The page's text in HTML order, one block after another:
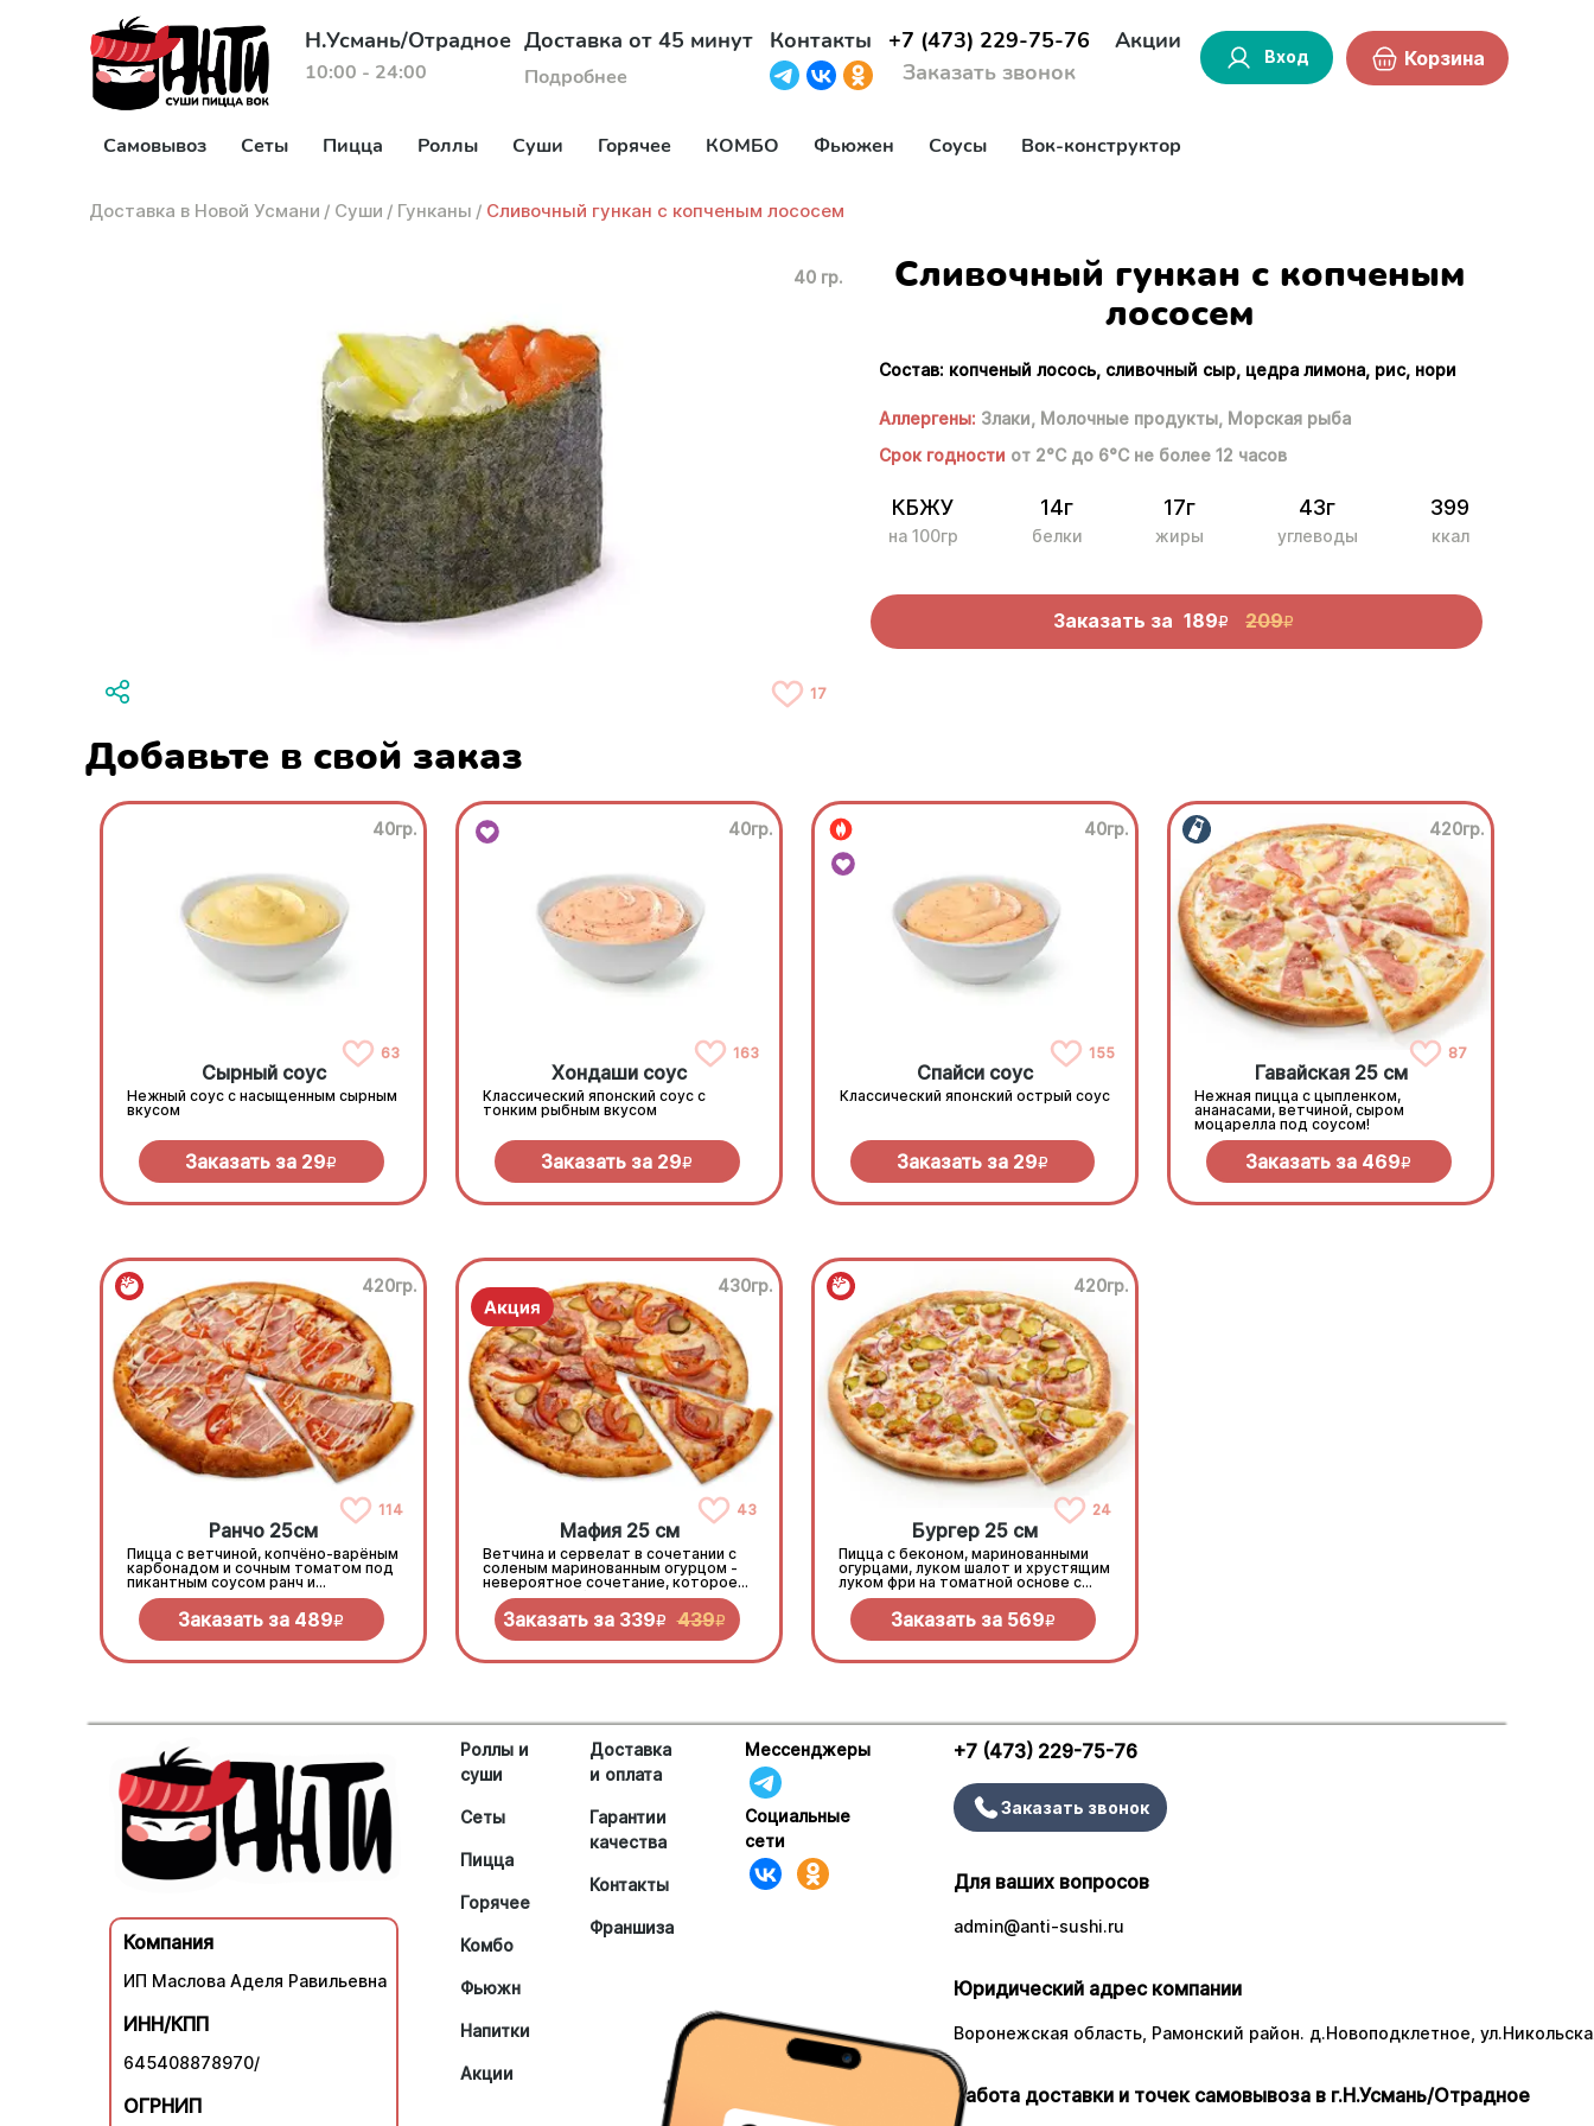
Н.Усмань/Отрадное
10:00 - 24:00
Доставка от 45 минут
Подробнее
Контакты
+7 (473) 229-75-76
Заказать звонок
Акции
Вход Корзина
Самовывоз Сеты Пицца Роллы Суши Горячее КОМБО Фьюжен Соусы Вок-конструктор
Доставка в Новой Усмани / Суши / Гунканы / Сливочный гункан с копченым лососем
40 гр.
17
Сливочный гункан с копченым
лососем
Состав: копченый лосось, сливочный сыр, цедра лимона, рис, нори
Аллергены: Злаки, Молочные продукты, Морская рыба
Срок годности от 2°С до 6°С не более 12 часов
КБЖУ
на 100гр
14г
белки
17г
жиры
43г
углеводы
399
ккал
Заказать за 189R 209R
Добавьте в свой заказ
40гр.
63
Сырный соус
Нежный соус с насыщенным сырным
вкусом
Заказать за 29R
40гр.
163
Хондаши соус
Классический японский соус с
тонким рыбным вкусом
Заказать за 29R
40гр.
155
Спайси соус
Классический японский острый соус
Заказать за 29R
420гр.
87
Гавайская 25 см
Нежная пицца с цыпленком,
ананасами, ветчиной, сыром
моцарелла под соусом!
Заказать за 469R
420гр.
114
Ранчо 25см
Пицца с ветчиной, копчёно-варёным
карбонадом и сочным томатом под
пикантным соусом ранч и
моцареллой
Заказать за 489R
430гр.
43
Мафия 25 см
Ветчина и сервелат в сочетании с
соленым маринованным огурцом -
невероятное сочетание, которое
нужно попробовать!
Заказать за 339R 439R
420гр.
24
Бургер 25 см
Пицца с беконом, маринованными
огурцами, луком шалот и хрустящим
луком фри на томатной основе с
моцареллой.
Заказать за 569R
Компания
ИП Маслова Аделя Равильевна
ИНН/КПП
645408878970/
ОГРНИП
Роллы и
суши
Сеты
Пицца
Горячее
Комбо
Фьюжн
Напитки
Акции
Доставка
и оплата
Гарантии
качества
Контакты
Франшиза
Мессенджеры
Социальные
сети
+7 (473) 229-75-76
Заказать звонок
Для ваших вопросов
admin@anti-sushi.ru
Юридический адрес компании
Воронежская область, Рамонский район. д.Новоподклетное,
Работа доставки и точек самовывоза в г.Н.Усмань/Отрадное